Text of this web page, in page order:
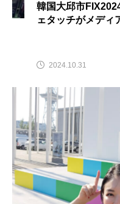
韓国大邱市
ェタッチがメディ
2024.10.31